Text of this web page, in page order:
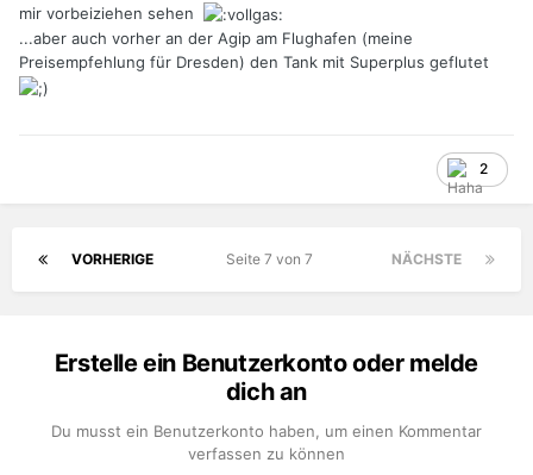
mir vorbeiziehen sehen
...aber auch vorher an der Agip am Flughafen (meine
Preisempfehlung für Dresden) den Tank mit Superplus geflutet
2
VORHERIGE NÄCHSTE
Seite 7 von 7
Erstelle ein Benutzerkonto oder melde
dich an
Du musst ein Benutzerkonto haben, um einen Kommentar
verfassen zu können